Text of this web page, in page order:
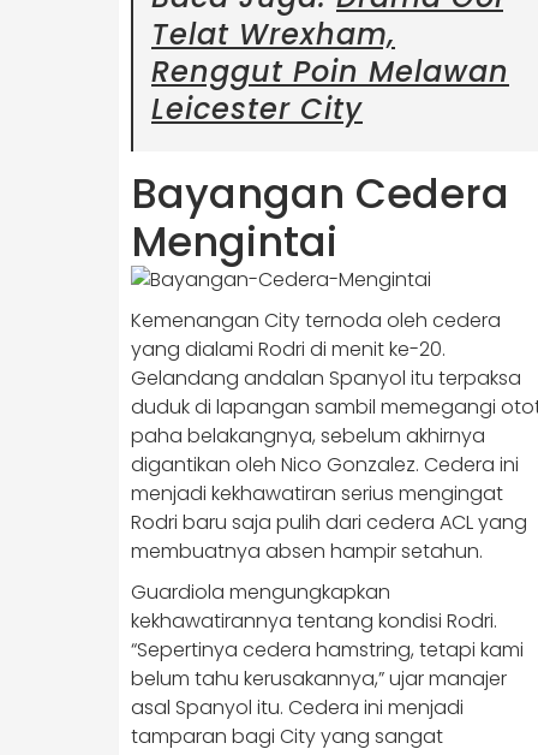
Telat Wrexham,
Renggut Poin Melawan
Leicester City
Bayangan Cedera
Mengintai
Kemenangan City ternoda oleh cedera
yang dialami Rodri di menit ke-20.
Gelandang andalan Spanyol itu terpaksa
duduk di lapangan sambil memegangi
paha belakangnya, sebelum akhirnya
digantikan oleh Nico Gonzalez. Cedera ini
menjadi kekhawatiran serius mengingat
Rodri baru saja pulih dari cedera ACL yang
membuatnya absen hampir setahun.
Guardiola mengungkapkan
kekhawatirannya tentang kondisi Rodri.
“Sepertinya cedera hamstring, tetapi kami
belum tahu kerusakannya,” ujar manajer
asal Spanyol itu. Cedera ini menjadi
tamparan bagi City yang sangat